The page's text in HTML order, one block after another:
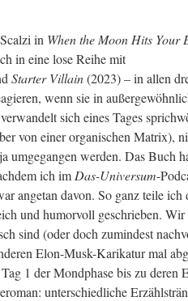
in When the Moon Hits Your
in eine lose Rei­he mit
Star­ter Vil­lain(2023) – in allen
wenn sie in
sich eines Tages
von einer orga­ni­schen Matrix),
umge­gan­gen wer­den. Das Buch
ich im Das-Uni­ver­sum-
ange­tan davon. So ganz tei­le ich
und humor­voll geschrie­ben.
sind (oder doch zumin­dest
Elon-Musk-Kari­ka­tur mal
1 der Mond­pha­se bis zu deren
unter­schied­li­che